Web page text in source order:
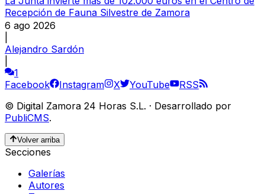
Recepción de Fauna Silvestre de Zamora
6 ago 2026
Alejandro Sardón
1
Facebook
Instagram X YouTube
RSS
© Digital Zamora 24 Horas S.L. · Desarrollado por
PubliCMS.
Volver arriba
Secciones
Galerías
Autores